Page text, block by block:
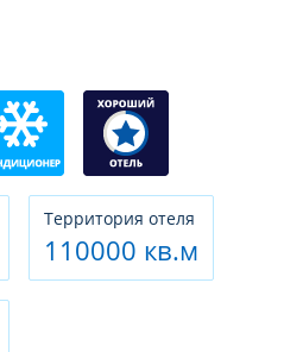
Территория отеля
110000 кв.м